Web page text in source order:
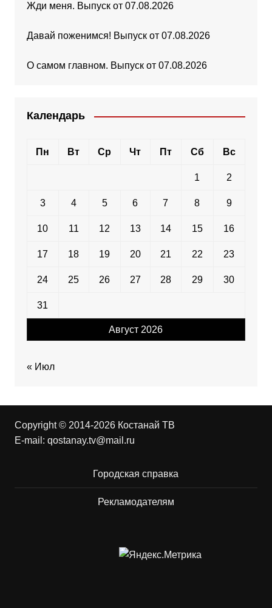
Жди меня. Выпуск от 07.08.2026
Давай поженимся! Выпуск от 07.08.2026
О самом главном. Выпуск от 07.08.2026
Календарь
Август 2026
Пн Вт Ср Чт Пт Сб Вс
1 2
3 4 5 6 7 8 9
10 11 12 13 14 15 16
17 18 19 20 21 22 23
24 25 26 27 28 29 30
31
« Июл
Copyright © 2014-2026 Костанай ТВ
E-mail: qostanay.tv@mail.ru
Городская справка
Рекламодателям